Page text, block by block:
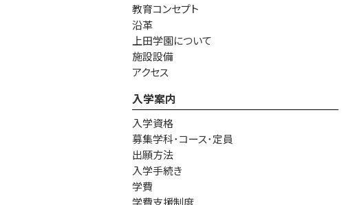
教育コンセプト
沿革
上田学園について
施設設備
アクセス
入学案内
入学資格
募集学科･コース･定員
出願方法
入学手続き
学費
学費支援制度